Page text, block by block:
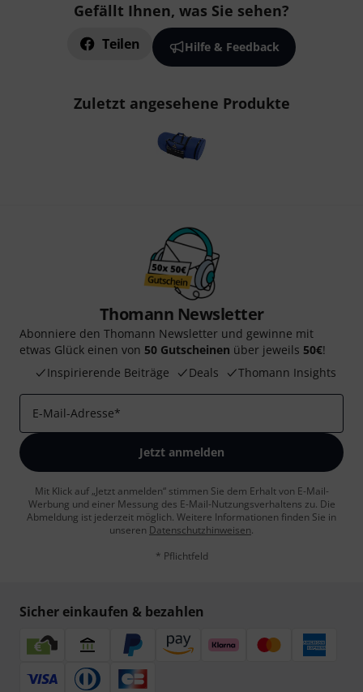
Gefällt Ihnen, was Sie sehen?
Teilen Hilfe & Feedback
Zuletzt angesehene Produkte
Thomann Newsletter
Abonniere den Thomann Newsletter und gewinne mit
etwas Glück einen von 50 Gutscheinen über jeweils 50€!
Inspirierende Beiträge
Deals Thomann Insights
E-Mail-Adresse*
Jetzt anmelden
Mit Klick auf „Jetzt anmelden“ stimmen Sie dem Erhalt von E-Mail-
Werbung und einer Messung des E-Mail-Nutzungsverhaltens zu. Die
Abmeldung ist jederzeit möglich. Weitere Informationen finden Sie in
unseren Datenschutzhinweisen.
* Pflichtfeld
Sicher einkaufen & bezahlen